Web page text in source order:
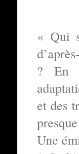
« Qui
? En
et des
Une